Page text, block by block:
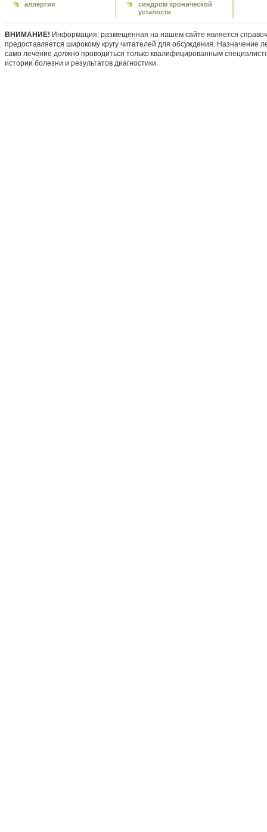
аллергия
синдром хронической
усталости
ВНИМАНИЕ! Информация, размещенная на нашем сайте является
предоставляется широкому кругу читателей для обсуждения. Назначение
само лечение должно проводиться только квалифицированным
истории болезни и результатов диагностики.